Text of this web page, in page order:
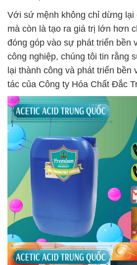
Với sứ mệnh không chỉ dừng lại
mà còn là tạo ra giá trị lớn hơn
đóng góp vào sự phát triển bền
công nghiệp, chúng tôi tin rằng
lại thành công và phát triển bền
tác của Công ty Hóa Chất Đắc